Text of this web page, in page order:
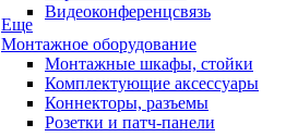
Видеоконференцсвязь
Еще
Монтажное оборудование
Монтажные шкафы, стойки
Комплектующие аксессуары
Коннекторы, разъемы
Розетки и патч-панели